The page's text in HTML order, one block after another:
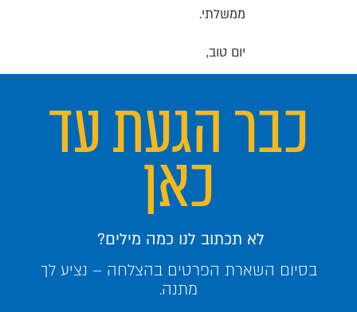
ממשלתי.
יום טוב,
כבר הגעת עד
כאן
לא תכתוב לנו כמה מילים?
בסיום השארת הפרטים בהצלחה – נציע לך
מתנה.